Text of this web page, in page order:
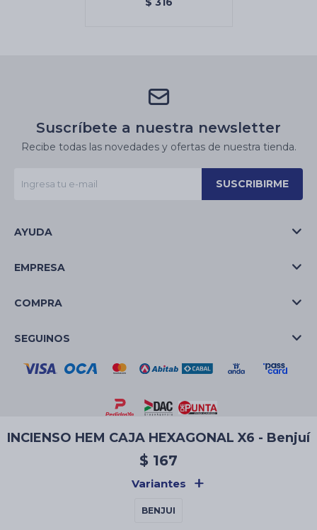
INCIENSO HEM CAJA HEXAGONAL X6 - Benjuí
$ 167
Variantes
BENJUI
Suscríbete a nuestra newsletter
Recibe todas las novedades y ofertas de nuestra tienda.
SUSCRIBIRME
AYUDA
EMPRESA
COMPRA
SEGUINOS
© Copyright 2026 / La Casa de las Velas